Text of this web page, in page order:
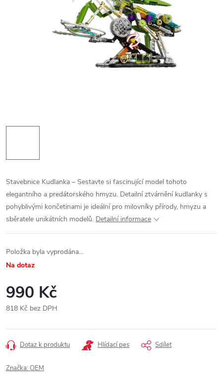
Stavebnice Kudlanka – Sestavte si fascinující model tohoto
elegantního a predátorského hmyzu. Detailní ztvárnění kudlanky s
pohyblivými končetinami je ideální pro milovníky přírody, hmyzu a
sběratele unikátních modelů. Detailní informace
Položka byla vyprodána…
Na dotaz
990 Kč
818 Kč bez DPH
cena:
Dotaz k produktu Hlídací pes Sdílet
Značka: OEM